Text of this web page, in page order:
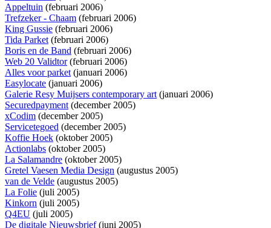
Appeltuin (februari 2006)
Trefzeker - Chaam (februari 2006)
King Gussie (februari 2006)
Tida Parket(februari 2006)
Boris en de Band (februari 2006)
Web 20 Validtor(februari 2006)
Alles voor parket(januari 2006)
Easylocate (januari 2006)
Galerie Resy Muijsers contemporary art(januari 2006)
Securedpayment(december 2005)
xCodim (december 2005)
Servicetegoed (december 2005)
Koffie Hoek (oktober 2005)
Actionlabs (oktober 2005)
La Salamandre (oktober 2005)
Gretel Vaesen Media Design (augustus 2005)
van de Velde (augustus 2005)
La Folie (juli 2005)
Kinkorn (juli 2005)
Q4EU (juli 2005)
De digitale Nieuwsbrief(juni 2005)